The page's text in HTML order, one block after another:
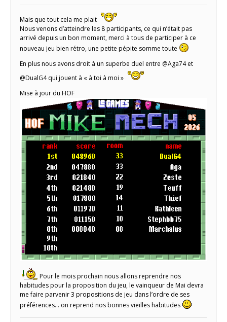
Mais que tout cela me plait
Nous venons d’atteindre les 8 participants, ce qui n’était pas
arrivé depuis un bon moment, merci à tous de participer à ce
nouveau jeu bien rétro, une petite pépite somme toute
En plus nous avons droit à un superbe duel entre @Aga74 et
@DualG4 qui jouent à « à toi à moi »
Mise à jour du HOF
Pour le mois prochain nous allons reprendre nos
habitudes pour la proposition du jeu, le vainqueur de Mai devra
me faire parvenir 3 propositions de jeu dans l’ordre de ses
préférences… on reprend nos bonnes vieilles habitudes